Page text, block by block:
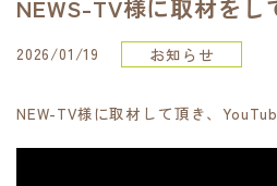
NEWS-TV様に取材をし
2026/01/19 お知らせ
NEW-TV様に取材して頂き、